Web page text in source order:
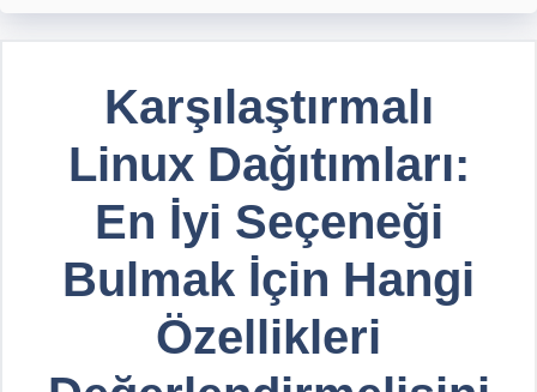
Karşılaştırmalı
Linux Dağıtımları:
En İyi Seçeneği
Bulmak İçin Hangi
Özellikleri